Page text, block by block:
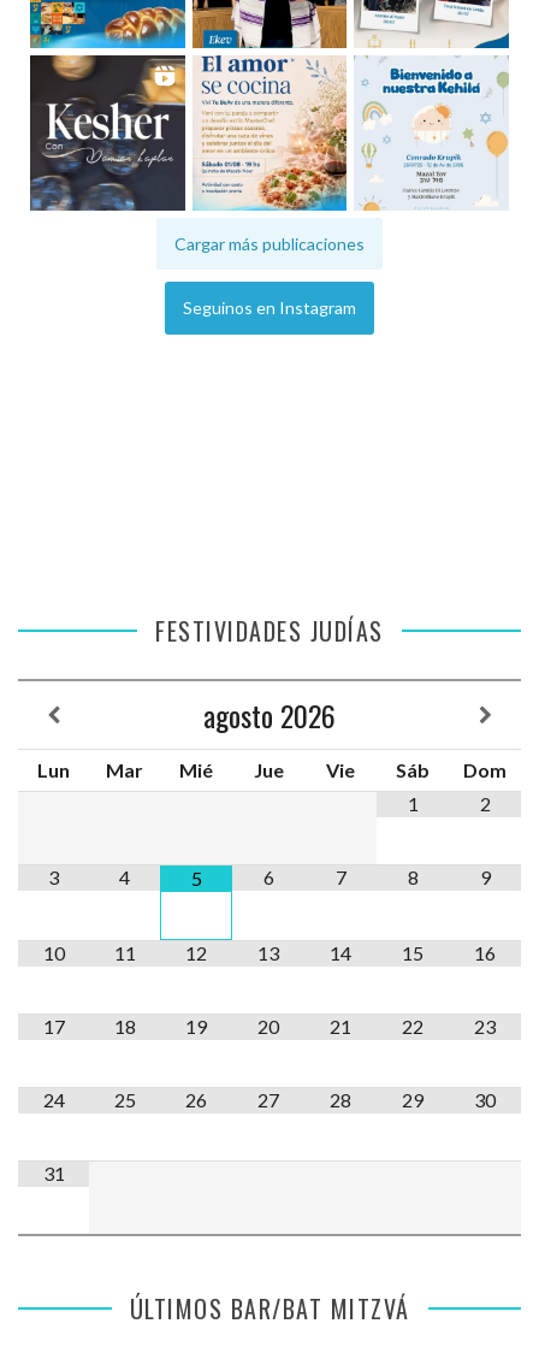
Cargar más publicaciones
Seguinos en Instagram
FESTIVIDADES JUDÍAS
agosto 2026
Lun Mar Mié Jue Vie Sáb
Dom
1
2
3 4 5 6 7 8 9
10 11 12 13 14 15 16
17 18 19 20 21 22 23
24 25 26 27 28 29 30
31
ÚLTIMOS BAR/BAT MITZVÁ